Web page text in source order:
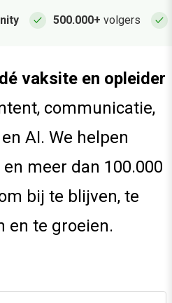
check 500.000+ volgers check
dé vaksite en opleider
communicatie,
AI. We helpen
meer dan 100.000
bij te blijven, te
en te groeien.